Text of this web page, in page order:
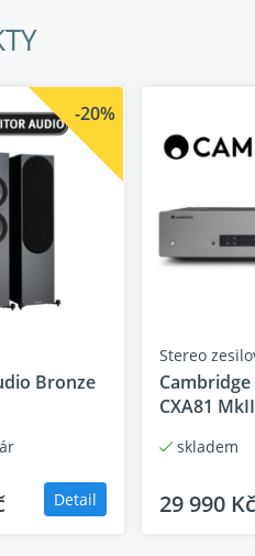
sloupový
-20%
Bronze
Detail
Stereo
CXA81 MkII
skladem
29 990 Kč